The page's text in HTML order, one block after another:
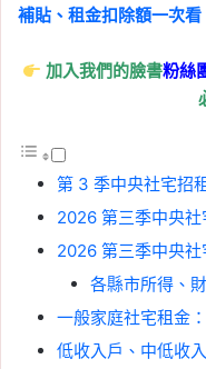
補貼、租金扣除額一次看
加入我們的臉書粉絲
第 3 季中央社宅招
2026 第三季中央
2026 第三季中央
各縣市所得、
一般家庭社宅租金
低收入戶、中低收